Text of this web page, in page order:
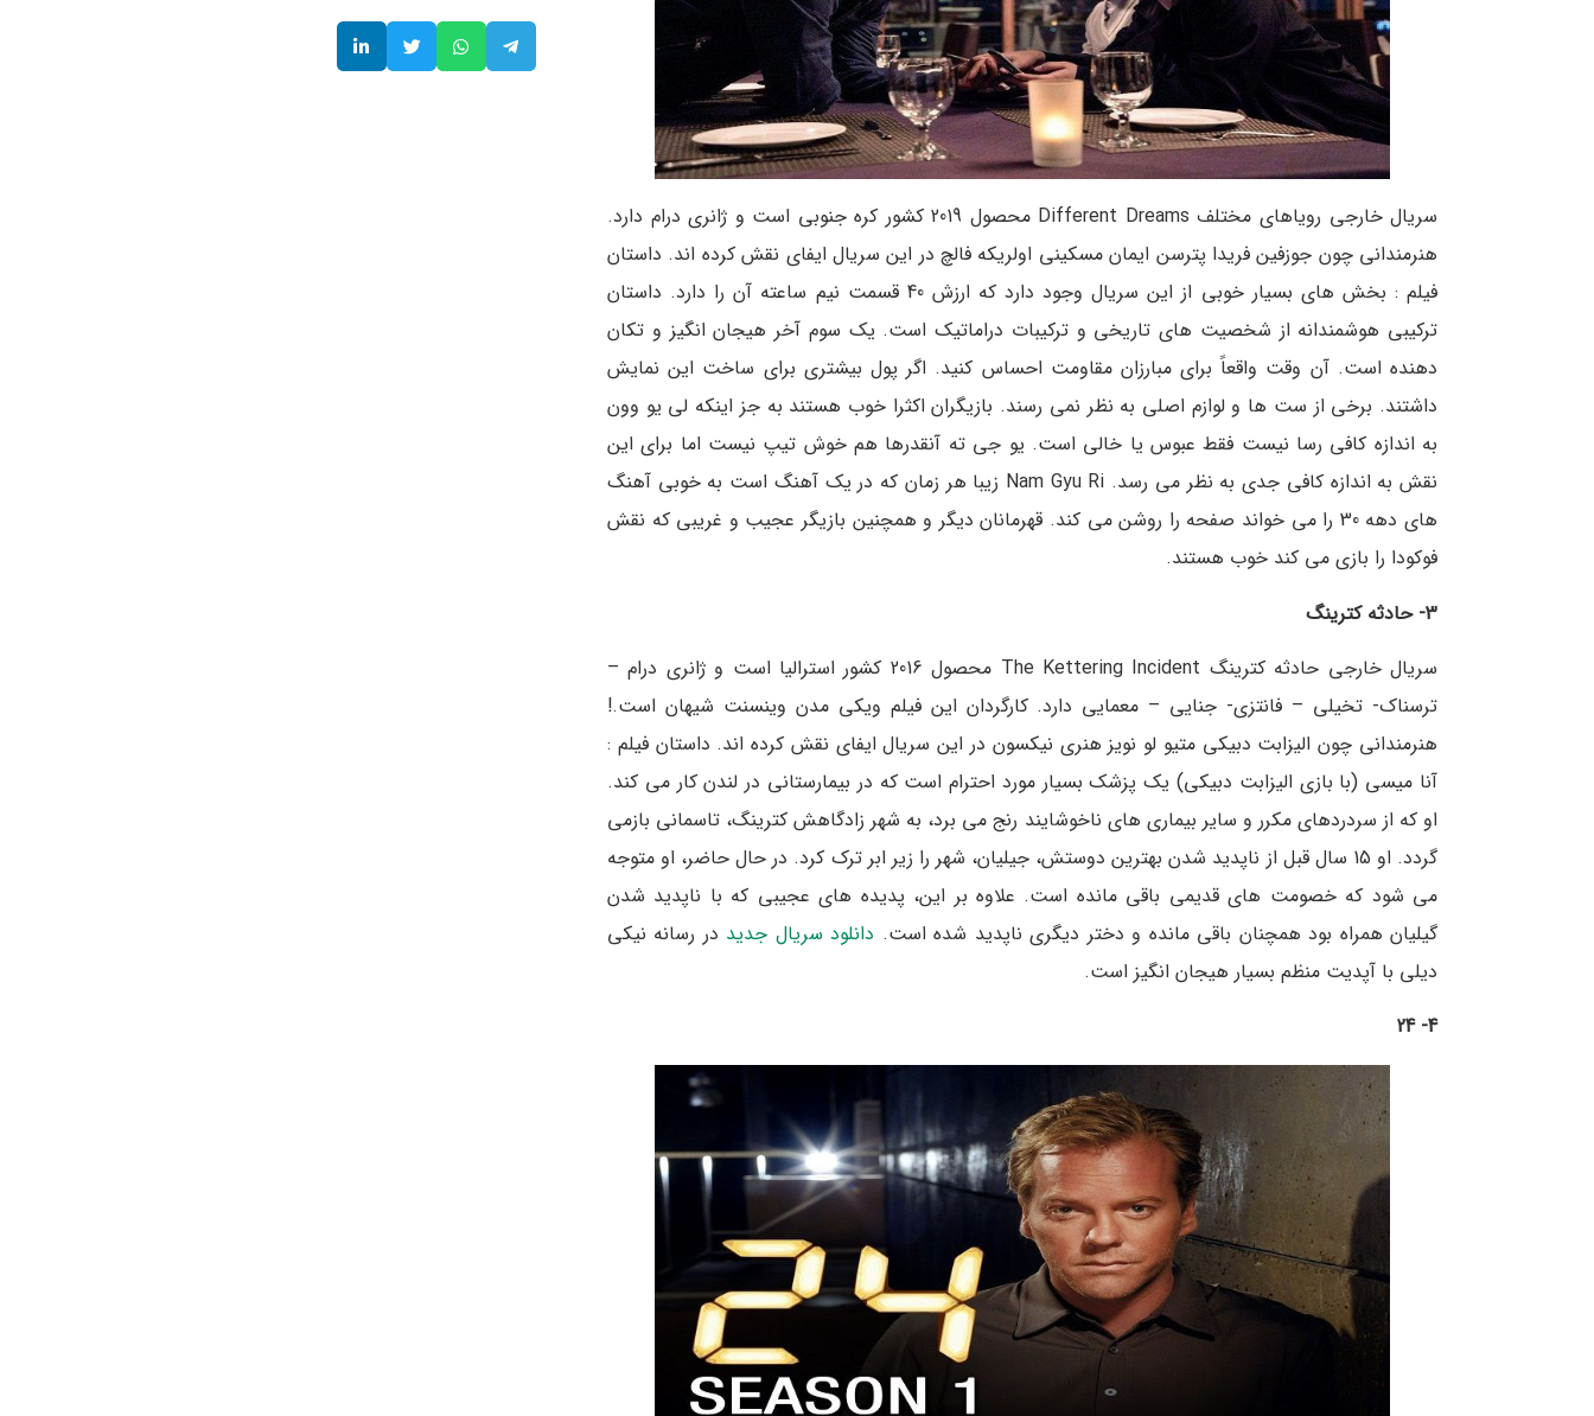
سریال خارجی رویاهای مختلف Different Dreams محصول 2019 کشور کره جنوبی است و ژانری درام دارد.
هنرمندانی چون جوزفین فریدا پترسن ایمان مسکینی اولریکه فالچ در این سریال ایفای نقش کرده اند. داستان
فیلم : بخش های بسیار خوبی از این سریال وجود دارد که ارزش 40 قسمت نیم ساعته آن را دارد. داستان
ترکیبی هوشمندانه از شخصیت های تاریخی و ترکیبات دراماتیک است. یک سوم آخر هیجان انگیز و تکان
دهنده است. آن وقت واقعاً برای مبارزان مقاومت احساس کنید. اگر پول بیشتری برای ساخت این نمایش
داشتند. برخی از ست ها و لوازم اصلی به نظر نمی رسند. بازیگران اکثرا خوب هستند به جز اینکه لی یو وون
به اندازه کافی رسا نیست فقط عبوس یا خالی است. یو جی ته آنقدرها هم خوش تیپ نیست اما برای این
نقش به اندازه کافی جدی به نظر می رسد. Nam Gyu Ri زیبا هر زمان که در یک آهنگ است به خوبی آهنگ
های دهه 30 را می خواند صفحه را روشن می کند. قهرمانان دیگر و همچنین بازیگر عجیب و غریبی که نقش
فوکودا را بازی می کند خوب هستند.
3- حادثه کترینگ
سریال خارجی حادثه کترینگ The Kettering Incident محصول 2016 کشور استرالیا است و ژانری درام –
ترسناک- تخیلی – فانتزی- جنایی – معمایی دارد. کارگردان این فیلم ویکی مدن وینسنت شیهان است.!
هنرمندانی چون الیزابت دبیکی متیو لو نویز هنری نیکسون در این سریال ایفای نقش کرده اند. داستان فیلم :
آنا میسی (با بازی الیزابت دبیکی) یک پزشک بسیار مورد احترام است که در بیمارستانی در لندن کار می کند.
او که از سردردهای مکرر و سایر بیماری های ناخوشایند رنج می برد، به شهر زادگاهش کترینگ، تاسمانی بازمی
گردد. او 15 سال قبل از ناپدید شدن بهترین دوستش، جیلیان، شهر را زیر ابر ترک کرد. در حال حاضر، او متوجه
می شود که خصومت های قدیمی باقی مانده است. علاوه بر این، پدیده های عجیبی که با ناپدید شدن
گیلیان همراه بود همچنان باقی مانده و دختر دیگری ناپدید شده است. دانلود سریال جدید در رسانه نیکی
دیلی با آپدیت منظم بسیار هیجان انگیز است.
4- 24